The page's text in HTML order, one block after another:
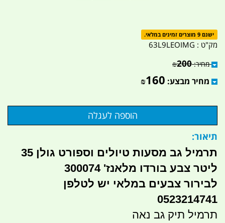
ישנם 9 מוצרים זמינים במלאי.
מק"ט : 63L9LEOIMG
מחיר: ₪200
מחיר מבצע: ₪160
תיאור:
תרמיל גב מסעות טיולים וספורט גולן 35
ליטר צבע בורדו מלאנז' 300074
לבירור צבעים במלאי יש לטלפן
0523214741
תרמיל תיק גב נאה